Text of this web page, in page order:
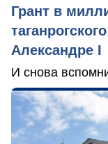
Грант в
Александре I
И снова